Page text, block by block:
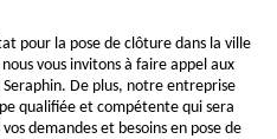
pour la pose de clôture dans la ville
vous invitons à faire appel aux
De plus, notre entreprise
qualifiée et compétente qui sera
demandes et besoins en pose de